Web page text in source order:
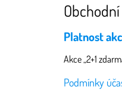
Platnost
Akce „2+1
Podmínky